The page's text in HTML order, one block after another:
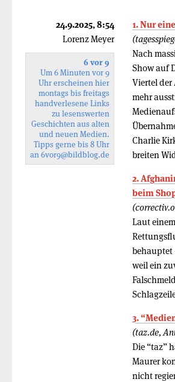
1. Nur
Nach
Show auf
Viertel der
mehr
Charlie
breiten
2.
beim
Laut
behauptet
weil ein
3.
(taz.de,
Die “taz”
Maurer
nicht
24.9.2025, 8:54
Lorenz Meyer
6 vor 9
Um 6 Minuten vor 9
Uhr erscheinen hier
montags bis freitags
handverlesene Links
zu lesenswerten
Geschichten aus alten
und neuen Medien.
Tipps gerne bis 8 Uhr
an6vor9@bildblog.de